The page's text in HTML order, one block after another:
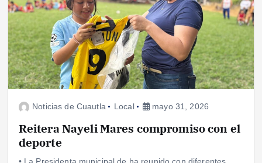
Noticias de Cuautla Local mayo 31, 2026
Reitera Nayeli Mares compromiso con el
deporte